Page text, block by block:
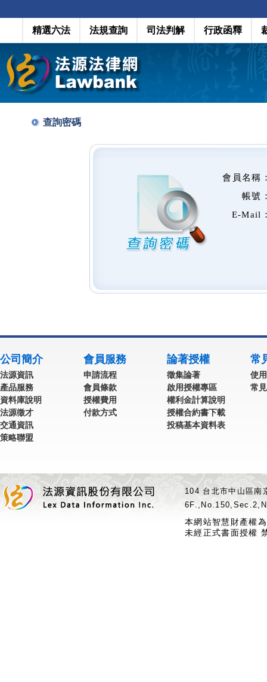
精選六法 法規查詢 司法判解 行政函釋
查詢密碼
會員名稱
帳號
E-Mail
公司簡介
法源資訊
產品服務
資料庫說明
法源徵才
交通資訊
策略聯盟
會員服務
申請流程
會員條款
授權費用
付款方式
論著授權
徵集論著
啟用授權專區
權利金計算說明
授權合約書下載
投稿基本資料表
常
使
常
104 台北市中山區
本網站智慧財產權
未經正式書面授權